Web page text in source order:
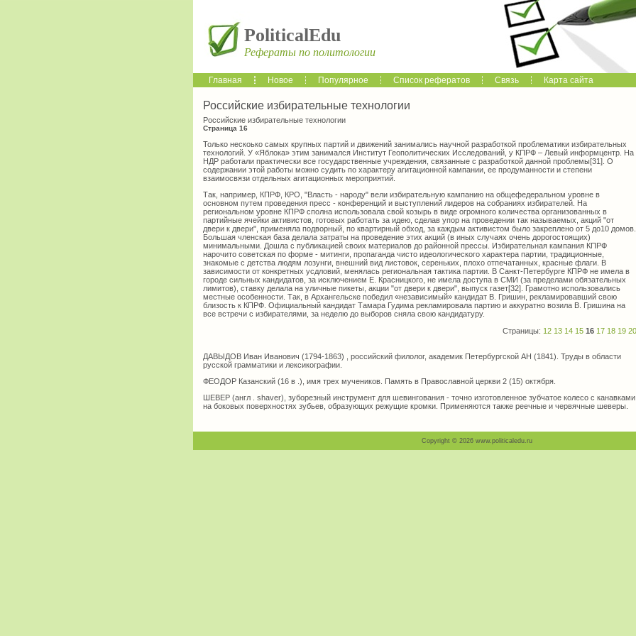
PoliticalEdu
Рефераты по политологии
Главная Новое Популярное Список рефератов Связь Карта сайта
Российские избирательные технологии
Российские избирательные технологии
Страница 16
Только нескоько самых крупных партий и движений занимались научной разработкой проблематики избирательных
технологий. У «Яблока» этим занимался Институт Геополитических Исследований, у КПРФ – Левый информцентр. На
НДР работали практически все государственные учреждения, связанные с разработкой данной проблемы[31]. О
содержании этой работы можно судить по характеру агитационной кампании, ее продуманности и степени
взаимосвязи отдельных агитационных мероприятий.
Так, например, КПРФ, КРО, "Власть - народу" вели избирательную кампанию на общефедеральном уровне в
основном путем проведения пресс - конференций и выступлений лидеров на собраниях избирателей. На
региональном уровне КПРФ сполна использовала свой козырь в виде огромного количества организованных в
партийные ячейки активистов, готовых работать за идею, сделав упор на проведении так называемых, акций "от
двери к двери", применяла подворный, по квартирный обход, за каждым активистом было закреплено от 5 до10 домов.
Большая членская база делала затраты на проведение этих акций (в иных случаях очень дорогостоящих)
минимальными. Дошла с публикацией своих материалов до районной прессы. Избирательная кампания КПРФ
нарочито советская по форме - митинги, пропаганда чисто идеологического характера партии, традиционные,
знакомые с детства людям лозунги, внешний вид листовок, сереньких, плохо отпечатанных, красные флаги. В
зависимости от конкретных усдловий, менялась региональная тактика партии. В Санкт-Петербурге КПРФ не имела в
городе сильных кандидатов, за исключением Е. Красницкого, не имела доступа в СМИ (за пределами обязательных
лимитов), ставку делала на уличные пикеты, акции "от двери к двери", выпуск газет[32]. Грамотно использовались
местные особенности. Так, в Архангельске победил «независимый» кандидат В. Гришин, рекламировавший свою
близость к КПРФ. Официальный кандидат Тамара Гудима рекламировала партию и аккуратно возила В. Гришина на
все встречи с избирателями, за неделю до выборов сняла свою кандидатуру.
Страницы: 12 13 14 15 16 17 18 19 20
ДАВЫДОВ Иван Иванович (1794-1863) , российский филолог, академик Петербургской АН (1841). Труды в области
русской грамматики и лексикографии.
ФЕОДОР Казанский (16 в .), имя трех мучеников. Память в Православной церкви 2 (15) октября.
ШЕВЕР (англ . shaver), зуборезный инструмент для шевингования - точно изготовленное зубчатое колесо с канавками
на боковых поверхностях зубьев, образующих режущие кромки. Применяются также реечные и червячные шеверы.
Copyright © 2026 www.politicaledu.ru